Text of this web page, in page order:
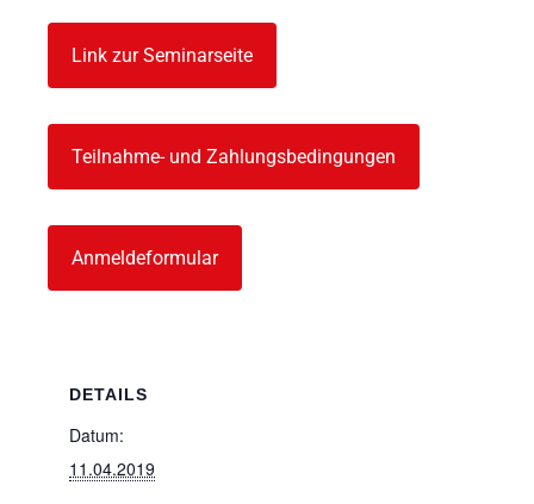
Link zur Seminarseite
Teilnahme- und Zahlungsbedingungen
Anmeldeformular
DETAILS
Datum:
11.04.2019